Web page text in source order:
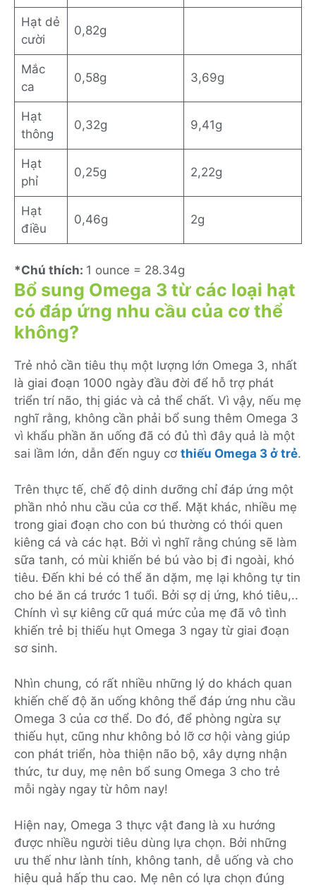
Hạt dẻ
cười
0,82g
Mắc
ca
0,58g 3,69g
Hạt
thông
0,32g 9,41g
Hạt
phỉ
0,25g 2,22g
Hạt
điều
0,46g 2g
*Chú thích: 1 ounce = 28.34g
Bổ sung Omega 3 từ các loại hạt
có đáp ứng nhu cầu của cơ thể
không?
Trẻ nhỏ cần tiêu thụ một lượng lớn Omega 3, nhất
là giai đoạn 1000 ngày đầu đời để hỗ trợ phát
triển trí não, thị giác và cả thể chất. Vì vậy, nếu mẹ
nghĩ rằng, không cần phải bổ sung thêm Omega 3
vì khẩu phần ăn uống đã có đủ thì đây quả là một
sai lầm lớn, dẫn đến nguy cơ thiếu Omega 3 ở trẻ.
Trên thực tế, chế độ dinh dưỡng chỉ đáp ứng một
phần nhỏ nhu cầu của cơ thể. Mặt khác, nhiều mẹ
trong giai đoạn cho con bú thường có thói quen
kiêng cá và các hạt. Bởi vì nghĩ rằng chúng sẽ làm
sữa tanh, có mùi khiến bé bú vào bị đi ngoài, khó
tiêu. Đến khi bé có thể ăn dặm, mẹ lại không tự tin
cho bé ăn cá trước 1 tuổi. Bởi sợ dị ứng, khó tiêu,..
Chính vì sự kiêng cữ quá mức của mẹ đã vô tình
khiến trẻ bị thiếu hụt Omega 3 ngay từ giai đoạn
sơ sinh.
Nhìn chung, có rất nhiều những lý do khách quan
khiến chế độ ăn uống không thể đáp ứng nhu cầu
Omega 3 của cơ thể. Do đó, để phòng ngừa sự
thiếu hụt, cũng như không bỏ lỡ cơ hội vàng giúp
con phát triển, hòa thiện não bộ, xây dựng nhận
thức, tư duy, mẹ nên bổ sung Omega 3 cho trẻ
mỗi ngày ngay từ hôm nay!
Hiện nay, Omega 3 thực vật đang là xu hướng
được nhiều người tiêu dùng lựa chọn. Bởi những
ưu thế như lành tính, không tanh, dễ uống và cho
hiệu quả hấp thu cao. Mẹ nên có lựa chọn đúng